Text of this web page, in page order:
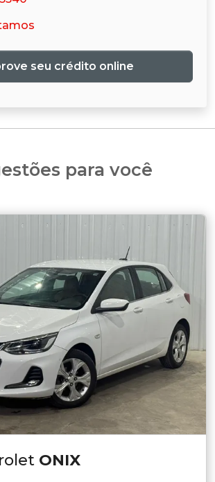
seu crédito online
para você
ONIX